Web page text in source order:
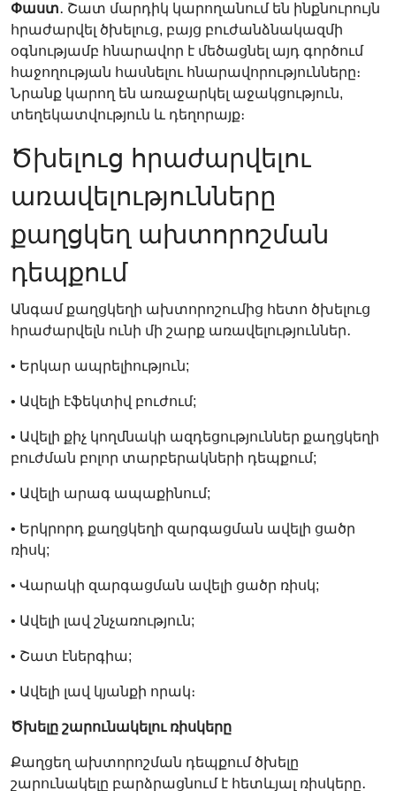
Փաստ․ Շատ մարդիկ կարողանում են ինքնուրույն
հրաժարվել ծխելուց, բայց բուժանձնակազմի
օգնությամբ հնարավոր է մեծացնել այդ գործում
հաջողության հասնելու հնարավորությունները։
Նրանք կարող են առաջարկել աջակցություն,
տեղեկատվություն և դեղորայք։
Ծխելուց հրաժարվելու
առավելությունները
քաղցկեղ ախտորոշման
դեպքում
Անգամ քաղցկեղի ախտորոշումից հետո ծխելուց
հրաժարվելն ունի մի շարք առավելություններ․
• Երկար ապրելիություն;
• Ավելի էֆեկտիվ բուժում;
• Ավելի քիչ կողմնակի ազդեցություններ քաղցկեղի
բուժման բոլոր տարբերակների դեպքում;
• Ավելի արագ ապաքինում;
• Երկրորդ քաղցկեղի զարգացման ավելի ցածր
ռիսկ;
• Վարակի զարգացման ավելի ցածր ռիսկ;
• Ավելի լավ շնչառություն;
• Շատ էներգիա;
• Ավելի լավ կյանքի որակ։
Ծխելը շարունակելու ռիսկերը
Քաղցեղ ախտորոշման դեպքում ծխելը
շարունակելը բարձրացնում է հետևյալ ռիսկերը․